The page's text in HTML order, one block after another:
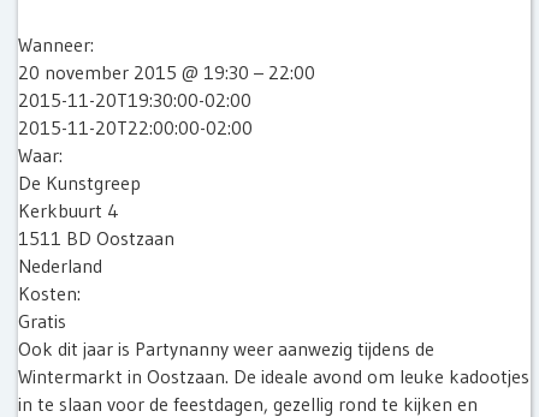
Wanneer:
20 november 2015 @ 19:30 – 22:00
2015-11-20T19:30:00-02:00
2015-11-20T22:00:00-02:00
Waar:
De Kunstgreep
Kerkbuurt 4
1511 BD Oostzaan
Nederland
Kosten:
Gratis
Ook dit jaar is Partynanny weer aanwezig tijdens de
Wintermarkt in Oostzaan. De ideale avond om leuke kadootjes
in te slaan voor de feestdagen, gezellig rond te kijken en